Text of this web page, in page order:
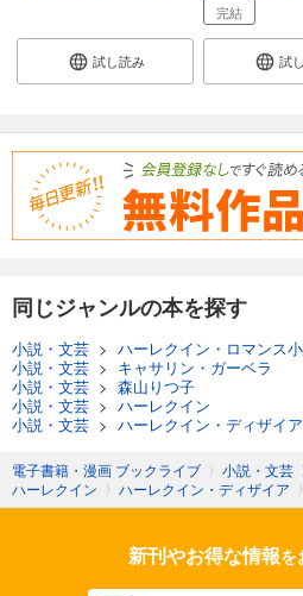
試し読み
完結
試
同じジャンルの本を探す
小説・文芸 > ハーレクイン・ロマンス
小説・文芸 > キャサリン・ガーベラ
小説・文芸 > 森山りつ子
小説・文芸 > ハーレクイン
小説・文芸 > ハーレクイン・ディザイア
電子書籍・漫画 ブックライブ 〉 小説・文芸
ハーレクイン 〉 ハーレクイン・ディザイア 〉
新刊やお得な情報を